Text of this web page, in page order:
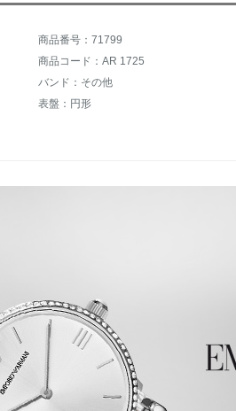
商品番号：71799
商品コード：AR 1725
バンド：その他
表盤：円形